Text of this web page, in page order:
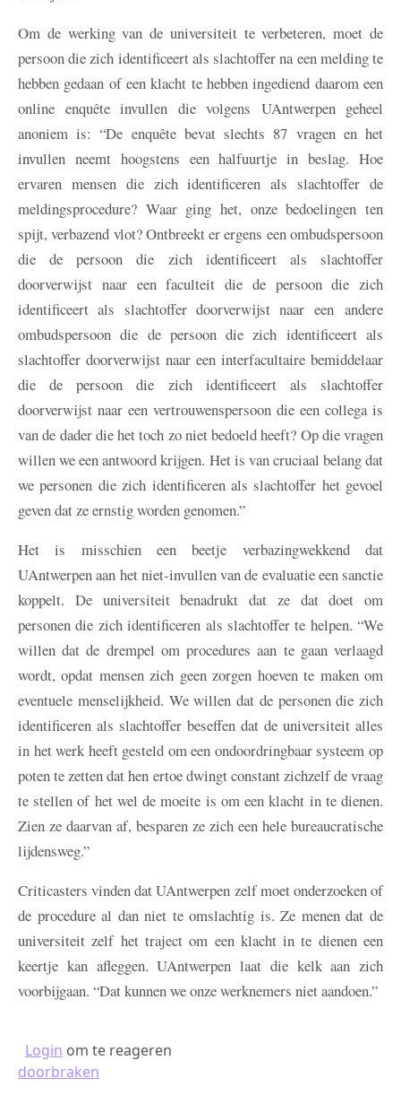
Om de werking van de universiteit te verbeteren, moet de
persoon die zich identificeert als slachtoffer na een melding te
hebben gedaan of een klacht te hebben ingediend daarom een
online enquête invullen die volgens UAntwerpen geheel
anoniem is: “De enquête bevat slechts 87 vragen en het
invullen neemt hoogstens een halfuurtje in beslag. Hoe
ervaren mensen die zich identificeren als slachtoffer de
meldingsprocedure? Waar ging het, onze bedoelingen ten
spijt, verbazend vlot? Ontbreekt er ergens een ombudspersoon
die de persoon die zich identificeert als slachtoffer
doorverwijst naar een faculteit die de persoon die zich
identificeert als slachtoffer doorverwijst naar een andere
ombudspersoon die de persoon die zich identificeert als
slachtoffer doorverwijst naar een interfacultaire bemiddelaar
die de persoon die zich identificeert als slachtoffer
doorverwijst naar een vertrouwenspersoon die een collega is
van de dader die het toch zo niet bedoeld heeft? Op die vragen
willen we een antwoord krijgen. Het is van cruciaal belang dat
we personen die zich identificeren als slachtoffer het gevoel
geven dat ze ernstig worden genomen.”
Het is misschien een beetje verbazingwekkend dat
UAntwerpen aan het niet-invullen van de evaluatie een sanctie
koppelt. De universiteit benadrukt dat ze dat doet om
personen die zich identificeren als slachtoffer te helpen. “We
willen dat de drempel om procedures aan te gaan verlaagd
wordt, opdat mensen zich geen zorgen hoeven te maken om
eventuele menselijkheid. We willen dat de personen die zich
identificeren als slachtoffer beseffen dat de universiteit alles
in het werk heeft gesteld om een ondoordringbaar systeem op
poten te zetten dat hen ertoe dwingt constant zichzelf de vraag
te stellen of het wel de moeite is om een klacht in te dienen.
Zien ze daarvan af, besparen ze zich een hele bureaucratische
lijdensweg.”
Criticasters vinden dat UAntwerpen zelf moet onderzoeken of
de procedure al dan niet te omslachtig is. Ze menen dat de
universiteit zelf het traject om een klacht in te dienen een
keertje kan afleggen. UAntwerpen laat die kelk aan zich
voorbijgaan. “Dat kunnen we onze werknemers niet aandoen.”
Login om te reageren
doorbraken